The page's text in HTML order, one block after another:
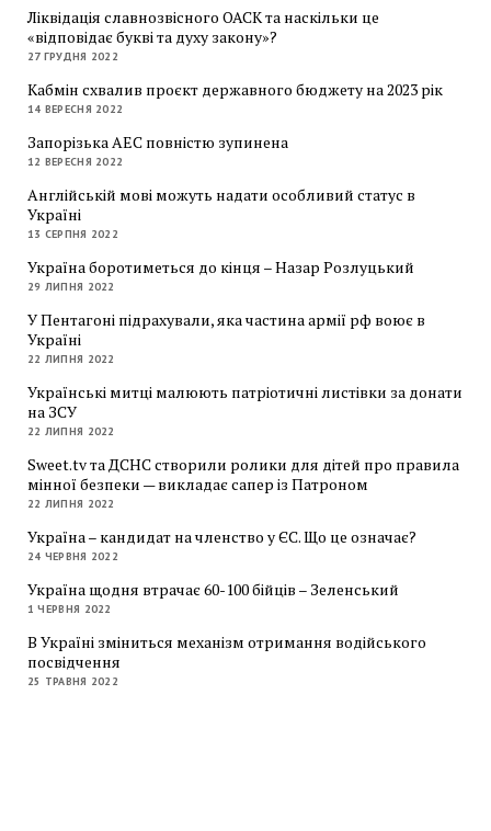
Ліквідація славнозвісного ОАСК та наскільки це
«відповідає букві та духу закону»?
27 ГРУДНЯ 2022
Кабмін схвалив проєкт державного бюджету на 2023 рік
14 ВЕРЕСНЯ 2022
Запорізька АЕС повністю зупинена
12 ВЕРЕСНЯ 2022
Англійській мові можуть надати особливий статус в
Україні
13 СЕРПНЯ 2022
Україна боротиметься до кінця – Назар Розлуцький
29 ЛИПНЯ 2022
У Пентагоні підрахували, яка частина армії рф воює в
Україні
22 ЛИПНЯ 2022
Українські митці малюють патріотичні листівки за донати
на ЗСУ
22 ЛИПНЯ 2022
Sweet.tv та ДСНС створили ролики для дітей про правила
мінної безпеки — викладає сапер із Патроном
22 ЛИПНЯ 2022
Україна – кандидат на членство у ЄС. Що це означає?
24 ЧЕРВНЯ 2022
Україна щодня втрачає 60-100 бійців – Зеленський
1 ЧЕРВНЯ 2022
В Україні зміниться механізм отримання водійського
посвідчення
25 ТРАВНЯ 2022